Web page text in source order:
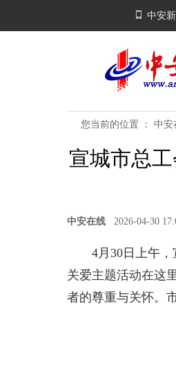
中安
您当前的位置 ： 中安
宣城市总
中安在线 2026-04-30
4月30日上午，宣
关爱主题活动在这
者的尊重与关怀。